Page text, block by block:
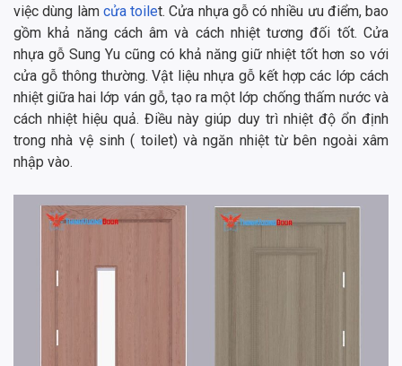
việc dùng làm cửa toilet. Cửa nhựa gỗ có nhiều ưu điểm, bao
gồm khả năng cách âm và cách nhiệt tương đối tốt. Cửa
nhựa gỗ Sung Yu cũng có khả năng giữ nhiệt tốt hơn so với
cửa gỗ thông thường. Vật liệu nhựa gỗ kết hợp các lớp cách
nhiệt giữa hai lớp ván gỗ, tạo ra một lớp chống thấm nước và
cách nhiệt hiệu quả. Điều này giúp duy trì nhiệt độ ổn định
trong nhà vệ sinh ( toilet) và ngăn nhiệt từ bên ngoài xâm
nhập vào.